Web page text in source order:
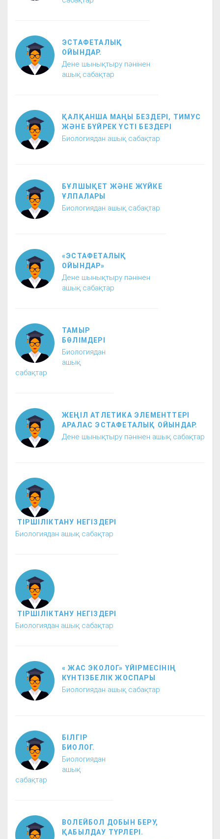
ЭСТАФЕТАЛЫҚ
ОЙЫНДАР.
Дене шынықтыру пәнінен
ашық сабақтар
ҚАЛҚАНША МАҢЫ БЕЗДЕРІ, ТИМУС
ЖӘНЕ БҮЙРЕК ҮСТІ БЕЗДЕРІ
Биологиядан ашық сабақтар
БҰЛШЫҚЕТ ЖӘНЕ ЖҮЙКЕ
ҰЛПАЛАРЫ
Биологиядан ашық сабақтар
«ЭСТАФЕТАЛЫҚ
ОЙЫНДАР»
Дене шынықтыру пәнінен
ашық сабақтар
ТАМЫР
БӨЛІМДЕРІ
Биологиядан
ашық
сабақтар
ЖЕҢІЛ АТЛЕТИКА ЭЛЕМЕНТТЕРІ
АРАЛАС ЭСТАФЕТАЛЫҚ ОЙЫНДАР.
Дене шынықтыру пәнінен ашық сабақтар
ТІРШІЛІКТАНУ НЕГІЗДЕРІ
Биологиядан ашық сабақтар
ТІРШІЛІКТАНУ НЕГІЗДЕРІ
Биологиядан ашық сабақтар
« ЖАС ЭКОЛОГ» ҮЙІРМЕСІНІҢ
КҮНТІЗБЕЛІК ЖОСПАРЫ
Биологиядан ашық сабақтар
БІЛГІР
БИОЛОГ.
Биологиядан
ашық
сабақтар
ВОЛЕЙБОЛ ДОБЫН БЕРУ,
ҚАБЫЛДАУ ТҮРЛЕРІ.